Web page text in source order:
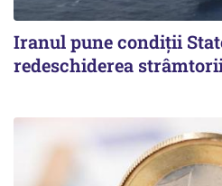
Iranul pune condiții
redeschiderea